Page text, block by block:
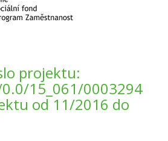
projektu:
15_061/0003294
od 11/2016 do